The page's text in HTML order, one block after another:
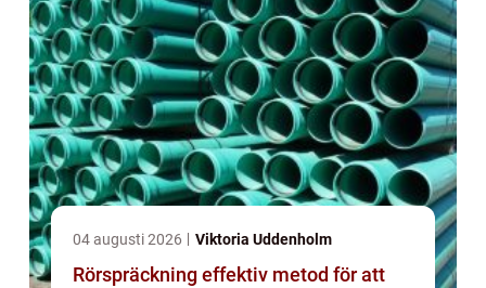
04 augusti 2026 Viktoria Uddenholm
Rörspräckning effektiv metod för att